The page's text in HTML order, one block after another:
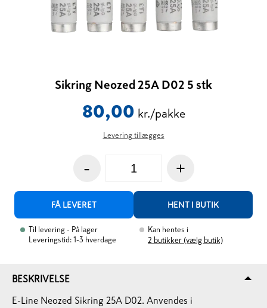
Sikring Neozed 25A D02 5 stk
80,00 kr./pakke
Levering tillægges
- +
FÅ LEVERET HENT I BUTIK
Til levering - På lager
Leveringstid: 1-3 hverdage
Kan hentes i
2 butikker (vælg butik)
BESKRIVELSE
E-Line Neozed Sikring 25A D02. Anvendes i